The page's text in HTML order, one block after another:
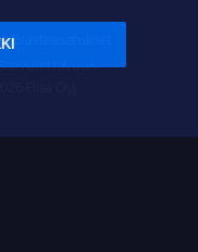
Evästeasetukset